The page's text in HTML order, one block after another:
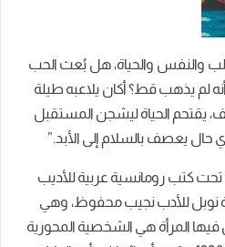
والنفس والحياة، هل بُعث الحب
لم يذهب قط؟ أكان يلاعبه طيلة
يقتحم الحياة ليشجن المستقبل
حال يعصف بالسلام إلى الأبد.”
كتب رومانسية عربية للأديب
نوبل للأدب نجيب محفوظ، وهي
فيها المرأة هي الشخصية المحورية